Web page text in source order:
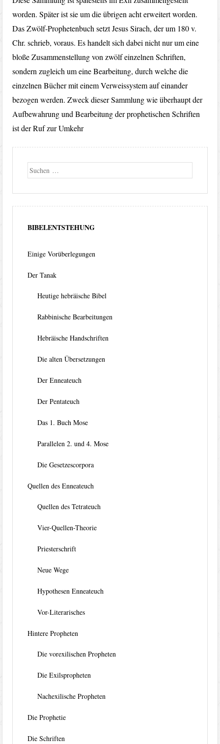
worden. Später ist sie um die übrigen acht erweitert worden.
Das Zwölf-Prophetenbuch setzt Jesus Sirach, der um 180 v.
Chr. schrieb, voraus. Es handelt sich dabei nicht nur um eine
bloße Zusammenstellung von zwölf einzelnen Schriften,
sondern zugleich um eine Bearbeitung, durch welche die
einzelnen Bücher mit einem Verweissystem auf einander
bezogen werden. Zweck dieser Sammlung wie überhaupt der
Aufbewahrung und Bearbeitung der prophetischen Schriften
ist der Ruf zur Umkehr
Suche
BIBELENTSTEHUNG
Einige Vorüberlegungen
Der Tanak
Heutige hebräische Bibel
Rabbinische Bearbeitungen
Hebräische Handschriften
Die alten Übersetzungen
Der Enneateuch
Der Pentateuch
Das 1. Buch Mose
Parallelen 2. und 4. Mose
Die Gesetzescorpora
Quellen des Enneateuch
Quellen des Tetrateuch
Vier-Quellen-Theorie
Priesterschrift
Neue Wege
Hypothesen Enneateuch
Vor-Literarisches
Hintere Propheten
Die vorexilischen Propheten
Die Exilspropheten
Nachexilische Propheten
Die Prophetie
Die Schriften